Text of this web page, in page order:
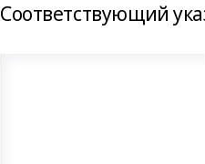
Соответствующий